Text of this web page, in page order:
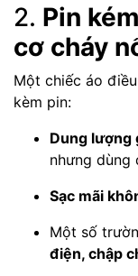
2. Pin
cơ cháy
Một chiếc áo
kèm pin:
Dung lượng
nhưng dùng
Sạc mãi
Một số
điện, chập